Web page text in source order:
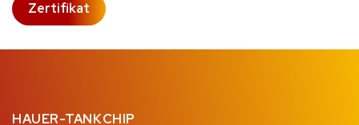
Zertifikat
HAUER-TANKCHIP